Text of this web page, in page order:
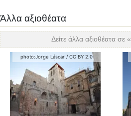
Άλλα αξιοθέατα
Δείτε άλλα αξιοθέατα σε «
photo:Jorge Láscar / CC BY 2.0